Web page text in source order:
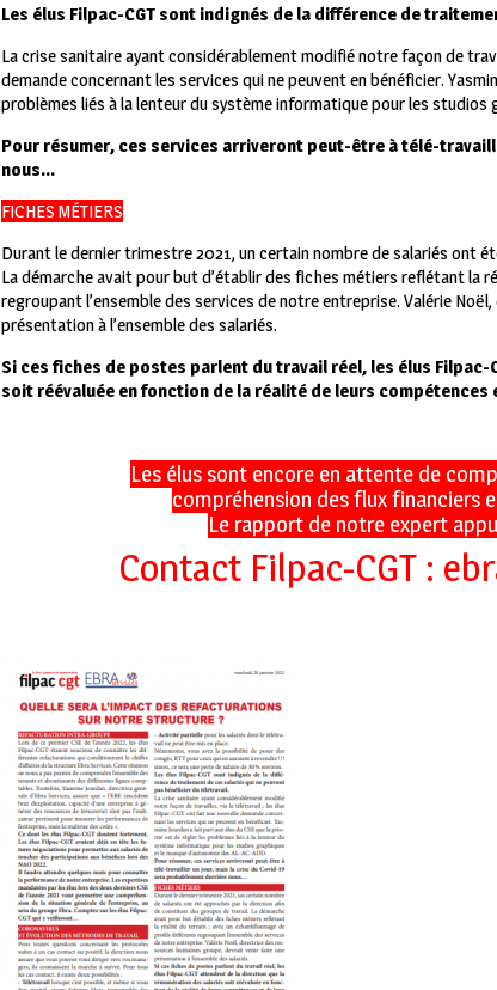
Les élus Filpac-CGT sont indignés de la différence de
La crise sanitaire ayant considérablement modifié notre façon de
demande concernant les services qui ne peuvent en bénéficier.
problèmes liés à la lenteur du système informatique pour les studios
Pour résumer, ces services arriveront peut-être à télé-
nous…
FICHES MÉTIERS
Durant le dernier trimestre 2021, un certain nombre de salariés ont
La démarche avait pour but d’établir des fiches métiers reflétant la
regroupant l’ensemble des services de notre entreprise. Valérie
présentation à l’ensemble des salariés.
Si ces fiches de postes parlent du travail réel, les élus
soit réévaluée en fonction de la réalité de leurs
Les élus sont encore en attente de
compréhension des flux financiers
Le rapport de notre expert
Contact Filpac-CGT :